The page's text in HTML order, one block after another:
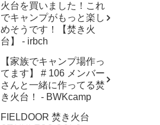
火台を買いました！これ
でキャンプがもっと楽し
めそうです！【焚き火
台】 - irbch
【家族でキャンプ場作っ
てます】 # 106 メンバー
さんと一緒に作ってる焚
き火台！ - BWKcamp
FIELDOOR 焚き火台